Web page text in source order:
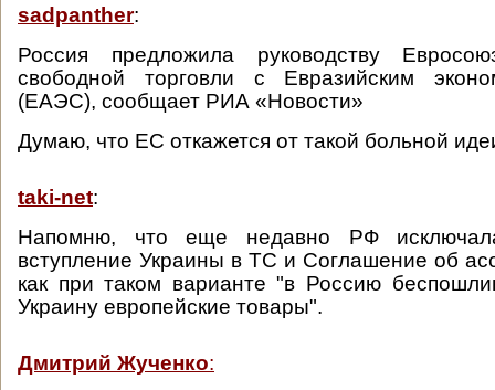
sadpanther:
Россия предложила руководству
свободной торговли с Евразийским
(ЕАЭС), сообщает РИА «Новости»
Думаю, что ЕС откажется от такой больной
taki-net:
Напомню, что еще недавно РФ
вступление Украины в ТС и Соглашение об
как при таком варианте "в Россию
Украину европейские товары".
Дмитрий Жученко: